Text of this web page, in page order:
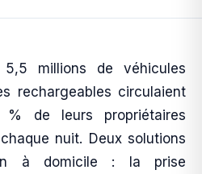
millions de véhicules
rechargeables circulaient
de leurs propriétaires
nuit. Deux solutions
à domicile : la prise